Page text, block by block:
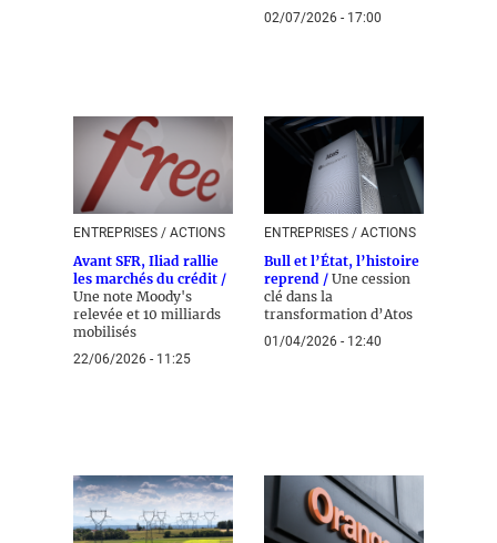
02/07/2026 - 17:00
ENTREPRISES / ACTIONS
Avant SFR, Iliad rallie
les marchés du crédit /
Une note Moody's
relevée et 10 milliards
mobilisés
22/06/2026 - 11:25
ENTREPRISES / ACTIONS
Bull et l’État, l’histoire
reprend / Une cession
clé dans la
transformation d’Atos
01/04/2026 - 12:40